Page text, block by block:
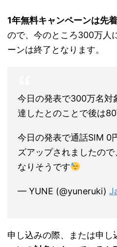
1年無料キャンペーンは先
ので、今のところ300万人
ーンは終了となります。
今日の発表で300万名対
達したとのことで後は80
今日の発表で通話SIM 0
ズアップされましたので
なりそうです
— YUNE (@yuneruki)
申し込みの際、または申し